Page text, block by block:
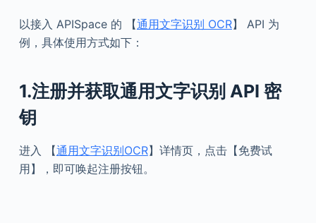
以接入 APISpace 的 【通用文字识别 OCR】 API 为
例，具体使用方式如下：
1.注册并获取通用文字识别 API 密
钥
进入 【通用文字识别OCR】详情页，点击【免费试
用】，即可唤起注册按钮。